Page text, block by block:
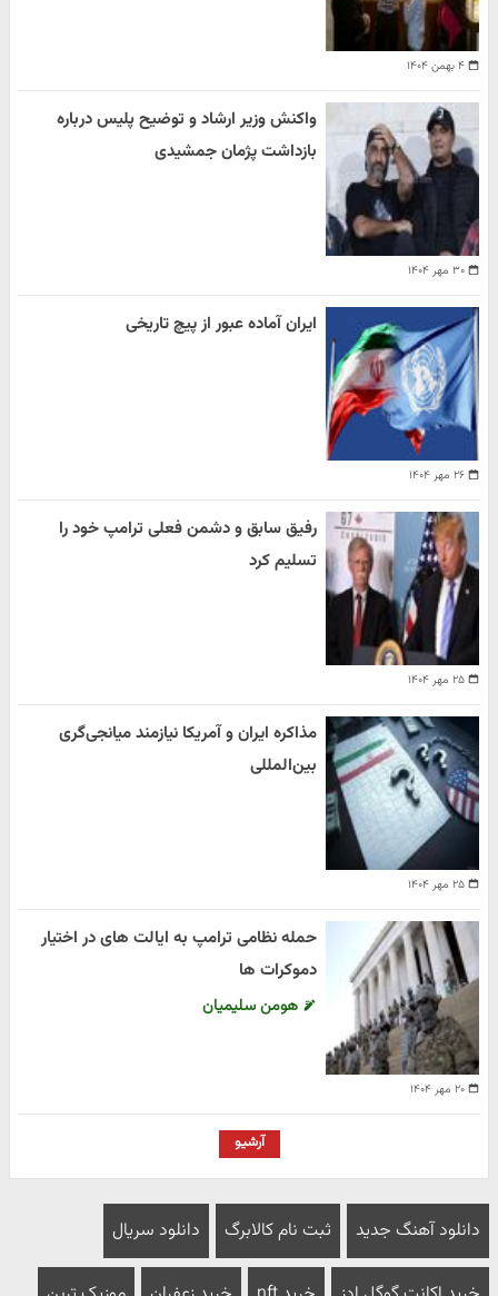
۴ بهمن ۱۴۰۴
۳۰ مهر ۱۴۰۴
واکنش وزیر ارشاد و توضیح پلیس درباره
بازداشت پژمان جمشیدی
۲۶ مهر ۱۴۰۴
ایران آماده عبور از پیچ تاریخی
۲۵ مهر ۱۴۰۴
رفیق سابق و دشمن فعلی ترامپ خود را
تسلیم کرد
۲۵ مهر ۱۴۰۴
مذاکره ایران و آمریکا نیازمند میانجی‌گری
بین‌المللی
۲۰ مهر ۱۴۰۴
حمله نظامی ترامپ به ایالت های در اختیار
دموکرات ها
هومن سلیمیان
آرشیو
دانلود آهنگ جدید ثبت نام کالابرگ دانلود سریال